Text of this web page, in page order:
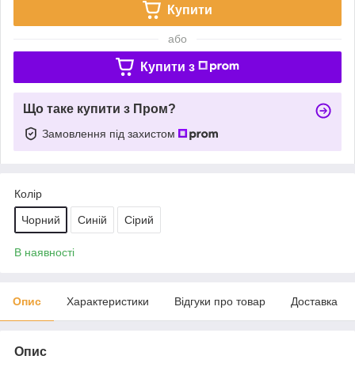
Купити
або
Купити з
Що таке купити з Пром?
Замовлення під захистом
Колір
Чорний Синій Сірий
В наявності
Опис Характеристики Відгуки про товар Доставка
Опис